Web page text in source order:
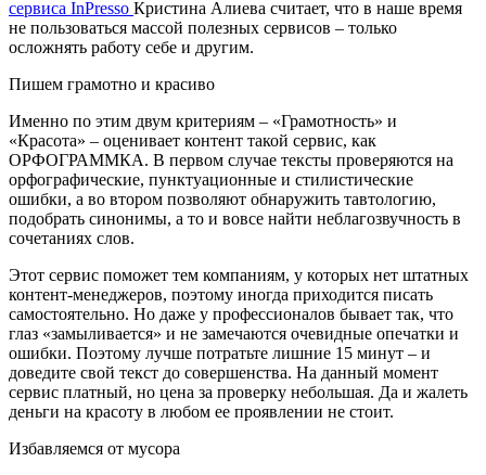
сервиса InPresso Кристина Алиева считает, что в наше время
не пользоваться массой полезных сервисов – только
осложнять работу себе и другим.
Пишем грамотно и красиво
Именно по этим двум критериям – «Грамотность» и
«Красота» – оценивает контент такой сервис, как
ОРФОГРАММКА. В первом случае тексты проверяются на
орфографические, пунктуационные и стилистические
ошибки, а во втором позволяют обнаружить тавтологию,
подобрать синонимы, а то и вовсе найти неблагозвучность в
сочетаниях слов.
Этот сервис поможет тем компаниям, у которых нет штатных
контент-менеджеров, поэтому иногда приходится писать
самостоятельно. Но даже у профессионалов бывает так, что
глаз «замыливается» и не замечаются очевидные опечатки и
ошибки. Поэтому лучше потратьте лишние 15 минут – и
доведите свой текст до совершенства. На данный момент
сервис платный, но цена за проверку небольшая. Да и жалеть
деньги на красоту в любом ее проявлении не стоит.
Избавляемся от мусора